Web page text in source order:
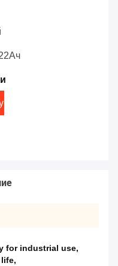
for industrial use,
life,